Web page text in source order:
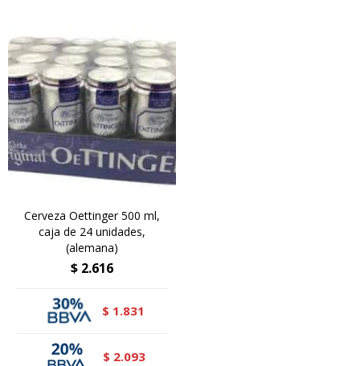
Cerveza Oettinger 500 ml,
caja de 24 unidades,
(alemana)
$ 2.616
$ 1.831
$ 2.093